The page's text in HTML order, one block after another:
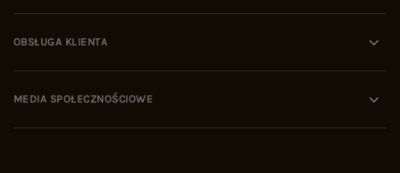
OBSŁUGA KLIENTA
MEDIA SPOŁECZNOŚCIOWE